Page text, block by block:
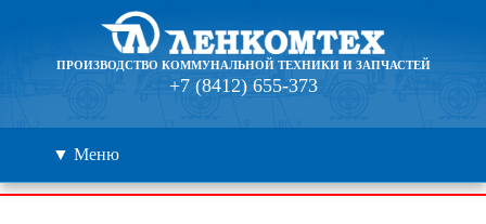
ПРОИЗВОДСТВО КОММУНАЛЬНОЙ ТЕХНИКИ И ЗАПЧАСТЕЙ
+7 (8412) 655-373
▼ Меню